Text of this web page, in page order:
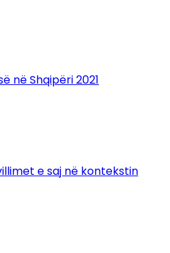
në Shqipëri 2021
e saj në kontekstin